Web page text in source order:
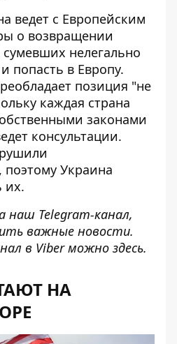
ведет с Европейским
о возвращении
сумевших нелегально
попасть в Европу.
позиция "не
каждая страна
законами
консультации.
поэтому Украина
их.
наш Telegram-канал,
важные новости.
в Viber можно здесь.
НА